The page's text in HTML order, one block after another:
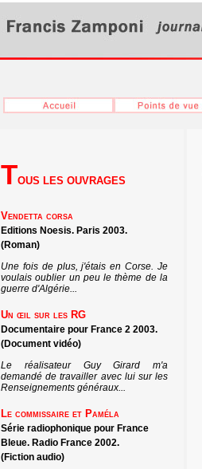
TOUS LES OUVRAGES
Vendetta corsa
Editions Noesis. Paris 2003.
(Roman)
Une fois de plus, j'étais en Corse. Je
voulais oublier un peu le thème de la
guerre d'Algérie...
Un œil sur les RG
Documentaire pour France 2 2003.
(Document vidéo)
Le réalisateur Guy Girard m'a
demandé de travailler avec lui sur les
Renseignements généraux...
Le commissaire et Paméla
Série radiophonique pour France
Bleue. Radio France 2002.
(Fiction audio)